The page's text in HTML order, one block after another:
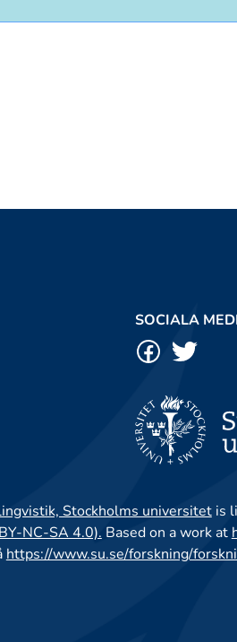
SOCIALA
Stockholms universitetis
NC-SA 4.0). Based on a work at
https://www.su.se/forskning/